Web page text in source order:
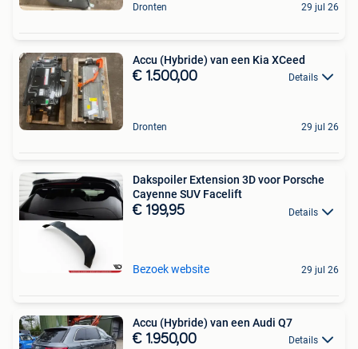
Dronten 29 jul 26
Accu (Hybride) van een Kia XCeed
€ 1.500,00 Details
Dronten 29 jul 26
Dakspoiler Extension 3D voor Porsche
Cayenne SUV Facelift
€ 199,95 Details
Bezoek website 29 jul 26
Accu (Hybride) van een Audi Q7
€ 1.950,00 Details